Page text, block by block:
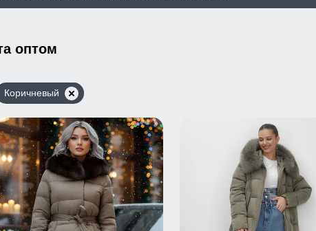
оптом
Коричневый